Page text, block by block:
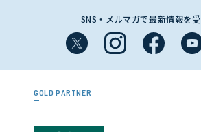
SNS・メルマガで最新情報を
GOLD PARTNER